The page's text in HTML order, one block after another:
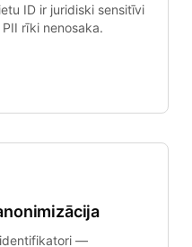
ID ir juridiski sensitīvi
rīki nenosaka.
identifikatori —